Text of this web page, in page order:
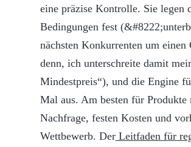
eine präzise Kontrolle. Sie legen
Bedingungen fest
nächsten Konkurrenten um einen
denn, ich unterschreite damit
Mindestpreis“), und die Engine
Mal aus. Am besten für Produkte
Nachfrage, festen Kosten und
Wettbewerb. DerLeitfaden für